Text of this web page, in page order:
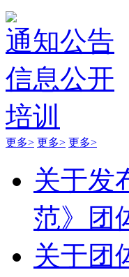
通知公告
信息公开
培训
更多> 更多> 更多>
关于发
范》团
关于团